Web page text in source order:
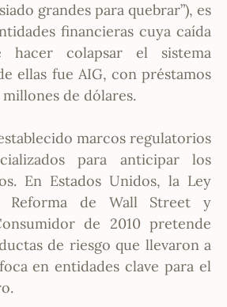
grandes para quebrar”), es
financieras cuya caída
hacer colapsar el sistema
ellas fue AIG, con préstamos
de dólares.
marcos regulatorios
para anticipar los
En Estados Unidos, la Ley
Reforma de Wall Street y
de 2010 pretende
de riesgo que llevaron a
en entidades clave para el